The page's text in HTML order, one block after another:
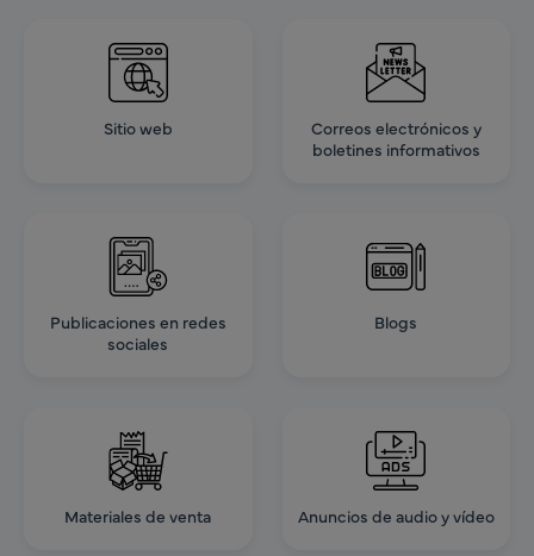
Sitio web
Correos electrónicos y
boletines informativos
Publicaciones en redes
sociales
Blogs
Materiales de venta Anuncios de audio y vídeo